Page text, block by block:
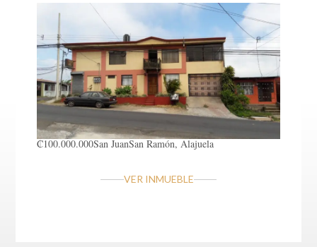
₡100.000.000San JuanSan Ramón, Alajuela
VER INMUEBLE